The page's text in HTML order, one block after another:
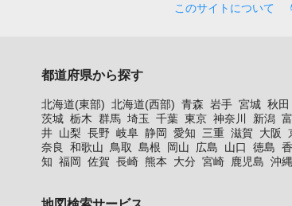
このサイトについて
都道府県から探す
北海道(東部) 北海道(西部) 青森 岩手 宮城 秋田
茨城 栃木 群馬 埼玉 千葉 東京 神奈川 新潟
井 山梨 長野 岐阜 静岡 愛知 三重 滋賀 大阪
奈良
和歌山 鳥取 島根 岡山 広島 山口 徳島
知 福岡 佐賀 長崎 熊本 大分 宮崎 鹿児島 沖縄